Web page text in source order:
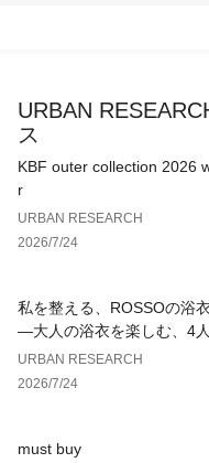
ショルダー部分を収納し
としてまた雰囲気が変わ
エットを変えるのもおす
・コットン60%とナイロ
用。
・ナイロンに比べて優れ
-DESIGN-
・調節可能なショルダー
な雰囲気に
・ショルダー部分を収納
URBAN
ス
KBF outer collection 2026
r
URBAN RESEARCH
2026/7/24
私を整える、ROSSOの浴衣
—大人の浴衣を楽しむ、4人
IPS—
URBAN RESEARCH
2026/7/24
must buy